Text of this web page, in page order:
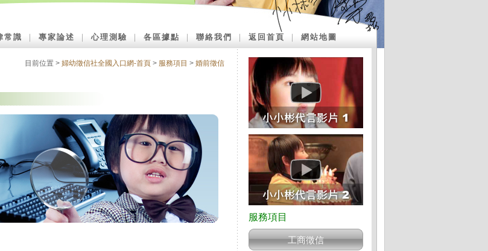
常識 專家論述 ｜心理測驗 各區據點 聯絡我們 返回首頁 網站地圖
目前位置 > 婦幼徵信社全國入口網-首頁 > 服務項目 > 婚前徵信
工商徵信